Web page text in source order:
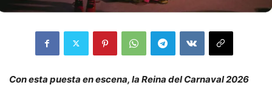
Con esta puesta en escena, la Reina del Carnaval 2026